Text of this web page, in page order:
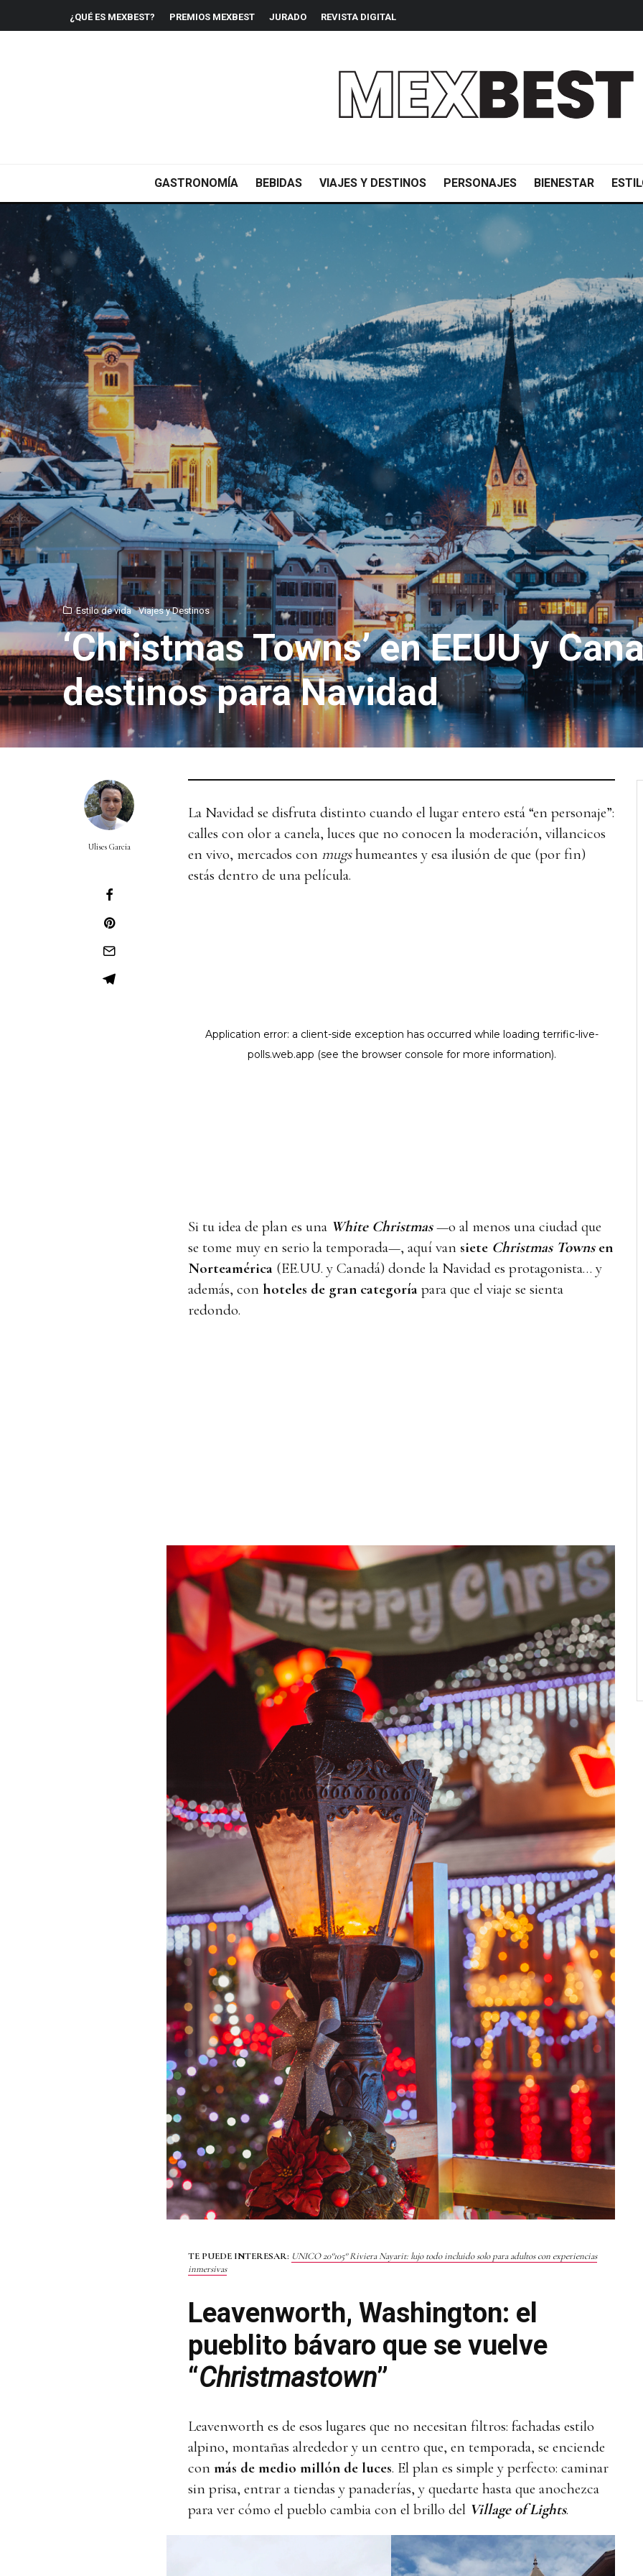
¿QUÉ ES MEXBEST? PREMIOS MEXBEST JURADO REVISTA DIGITAL
GASTRONOMÍA BEBIDAS VIAJES Y DESTINOS PERSONAJES BIENESTAR
Estilo de vida Viajes y Destinos
‘Christmas Towns’ en EEUU y
destinos para Navidad
Ulises Garcia
La Navidad se disfruta distinto cuando el lugar entero está “en personaje”:
calles con olor a canela, luces que no conocen la moderación, villancicos
en vivo, mercados con mugshumeantes y esa ilusión de que (por fin)
estás dentro de una película.
Si tu idea de plan es una White Christmas—o al menos una ciudad que
se tome muy en serio la temporada—, aquí van siete Christmas Townsen
Norteamérica (EE.UU. y Canadá) donde la Navidad es protagonista… y
además, con hoteles de gran categoría para que el viaje se sienta
redondo.
TE PUEDE INTERESAR: UNICO 20°105° Riviera Nayarit: lujo todo incluido solo para adultos con experiencias
inmersivas
Leavenworth, Washington: el
pueblito bávaro que se vuelve
“Christmastown”
Leavenworth es de esos lugares que no necesitan filtros: fachadas estilo
alpino, montañas alrededor y un centro que, en temporada, se enciende
con más de medio millón de luces. El plan es simple y perfecto: caminar
sin prisa, entrar a tiendas y panaderías, y quedarte hasta que anochezca
para ver cómo el pueblo cambia con el brillo del Village of Lights.